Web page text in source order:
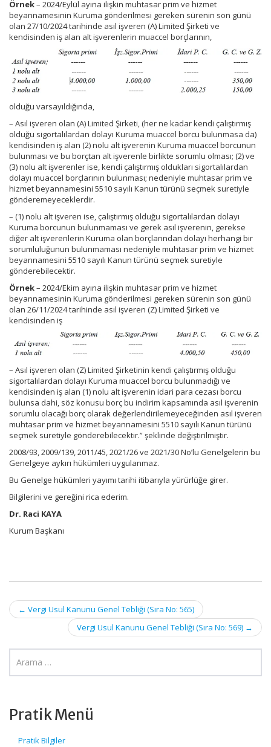
Örnek– 2024/Eylül ayına ilişkin muhtasar prim ve hizmet
beyannamesinin Kuruma gönderilmesi gereken sürenin son günü
olan 27/10/2024 tarihinde asıl işveren (A) Limited Şirketi ve
kendisinden iş alan alt işverenlerin muaccel borçlarının,
olduğu varsayıldığında,
– Asıl işveren olan (A) Limited Şirketi, (her ne kadar kendi çalıştırmış
olduğu sigortalılardan dolayı Kuruma muaccel borcu bulunmasa da)
kendisinden iş alan (2) nolu alt işverenin Kuruma muaccel borcunun
bulunması ve bu borçtan alt işverenle birlikte sorumlu olması; (2) ve
(3) nolu alt işverenler ise, kendi çalıştırmış oldukları sigortalılardan
dolayı muaccel borçlarının bulunması; nedeniyle muhtasar prim ve
hizmet beyannamesini 5510 sayılı Kanun türünü seçmek suretiyle
gönderemeyeceklerdir.
– (1) nolu alt işveren ise, çalıştırmış olduğu sigortalılardan dolayı
Kuruma borcunun bulunmaması ve gerek asıl işverenin, gerekse
diğer alt işverenlerin Kuruma olan borçlarından dolayı herhangi bir
sorumluluğunun bulunmaması nedeniyle muhtasar prim ve hizmet
beyannamesini 5510 sayılı Kanun türünü seçmek suretiyle
gönderebilecektir.
Örnek– 2024/Ekim ayına ilişkin muhtasar prim ve hizmet
beyannamesinin Kuruma gönderilmesi gereken sürenin son günü
olan 26/11/2024 tarihinde asıl işveren (Z) Limited Şirketi ve
kendisinden iş
– Asıl işveren olan (Z) Limited Şirketinin kendi çalıştırmış olduğu
sigortalılardan dolayı Kuruma muaccel borcu bulunmadığı ve
kendisinden iş alan (1) nolu alt işverenin idari para cezası borcu
bulunsa dahi, söz konusu borç bu indirim kapsamında asıl işverenin
sorumlu olacağı borç olarak değerlendirilemeyeceğinden asıl işveren
muhtasar prim ve hizmet beyannamesini 5510 sayılı Kanun türünü
seçmek suretiyle gönderebilecektir.” şeklinde değiştirilmiştir.
2008/93, 2009/139, 2011/45, 2021/26 ve 2021/30 No’lu Genelgelerin bu
Genelgeye aykırı hükümleri uygulanmaz.
Bu Genelge hükümleri yayımı tarihi itibarıyla yürürlüğe girer.
Bilgilerini ve gereğini rica ederim.
Dr. Raci KAYA
Kurum Başkanı
Post
navigation
← Vergi Usul Kanunu Genel Tebliği (Sıra No: 565)
Vergi Usul Kanunu Genel Tebliği (Sıra No: 569) →
Pratik Menü
Pratik Bilgiler